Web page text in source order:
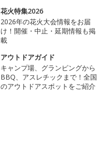
花火特集2026
2026年の花火大会情報をお届
け！開催・中止・延期情報も掲
載
アウトドアガイド
キャンプ場、グランピングから
BBQ、アスレチックまで！全国
のアウトドアスポットをご紹介